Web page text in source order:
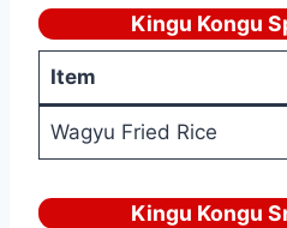
Kingu Kongu
Item
Wagyu Fried Rice
Kingu Kongu